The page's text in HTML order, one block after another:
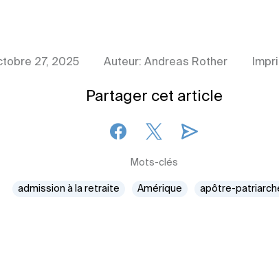
27, 2025 Auteur: Andreas Rother
Partager cet article
Mots-clés
admission à la retraite Amérique apôtre-